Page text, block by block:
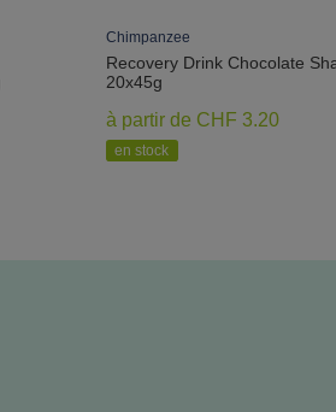
Chimpanzee
Recovery Drink Chocolate
20x45g
à partir de CHF 3.20
en stock